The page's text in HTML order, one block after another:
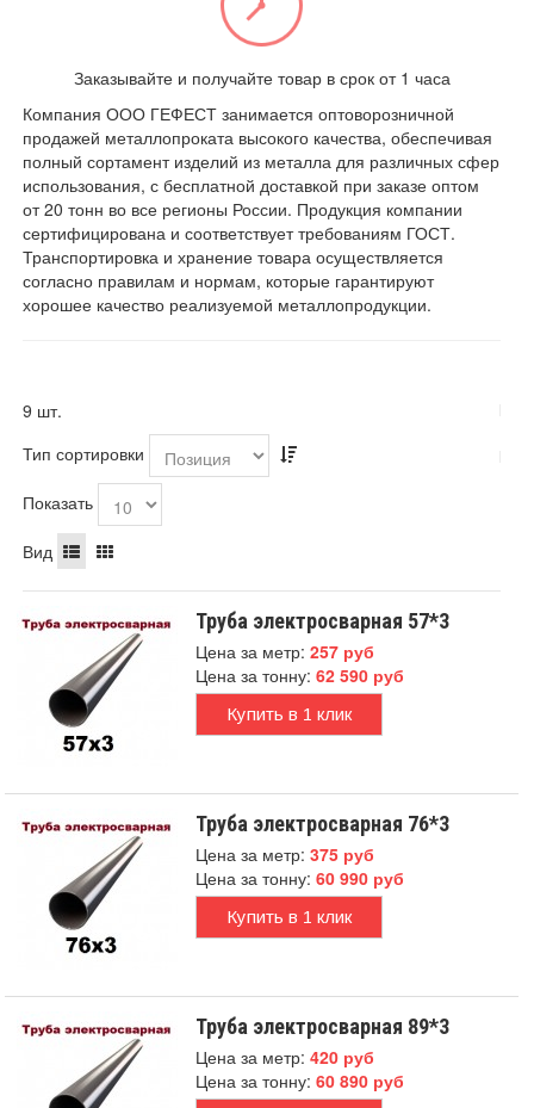
Заказывайте и получайте товар в срок от 1 часа
Компания ООО ГЕФЕСТ занимается оптоворозничной
продажей металлопроката высокого качества, обеспечивая
полный сортамент изделий из металла для различных сфер
использования, с бесплатной доставкой при заказе оптом
от 20 тонн во все регионы России. Продукция компании
сертифицирована и соответствует требованиям ГОСТ.
Транспортировка и хранение товара осуществляется
согласно правилам и нормам, которые гарантируют
хорошее качество реализуемой металлопродукции.
9 шт.
Тип сортировки
Показать
Вид
Труба электросварная 57*3
Цена за метр:257 руб
Цена за тонну:62 590 руб
Купить в 1 клик
Труба электросварная 76*3
Цена за метр:375 руб
Цена за тонну:60 990 руб
Купить в 1 клик
Труба электросварная 89*3
Цена за метр:420 руб
Цена за тонну:60 890 руб